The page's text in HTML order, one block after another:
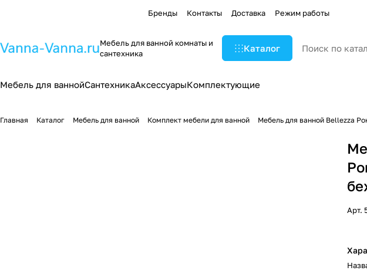
Бренды Контакты Доставка Режим работы
Мебель для ванной комнаты и
сантехника
Каталог
Мебель для ваннойСантехникаАксессуарыКомплектующие
Главная Каталог Мебель для ванной Комплект мебели для ванной Мебель для ванной Bellezza
Арт.